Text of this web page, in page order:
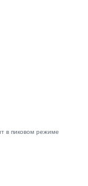
в пиковом режиме